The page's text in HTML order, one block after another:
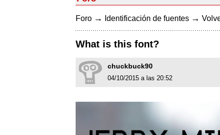
Foro → Identificación de fuentes →
What is this font?
chuckbuck90
04/10/2015 a las 20:52